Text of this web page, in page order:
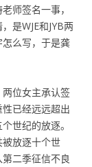
师签名一事，
是WJE和JYB两
么写，于是龚
位女主承认签
已经远远超出
世纪的放逐。
放逐十个世
二季征信不良